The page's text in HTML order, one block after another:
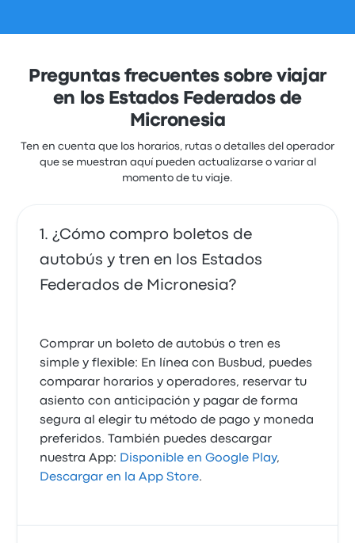
Preguntas frecuentes sobre viajar
en los Estados Federados de
Micronesia
Ten en cuenta que los horarios, rutas o detalles del operador
que se muestran aquí pueden actualizarse o variar al
momento de tu viaje.
¿Cómo compro boletos de
autobús y tren en los Estados
Federados de Micronesia?
Comprar un boleto de autobús o tren es
simple y flexible: En línea con Busbud, puedes
comparar horarios y operadores, reservar tu
asiento con anticipación y pagar de forma
segura al elegir tu método de pago y moneda
preferidos. También puedes descargar
nuestra App: Disponible en Google Play,
Descargar en la App Store.